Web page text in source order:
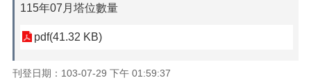
115年07月塔位數量
pdf(41.32 KB)
刊登日期：103-07-29 下午 01:59:37